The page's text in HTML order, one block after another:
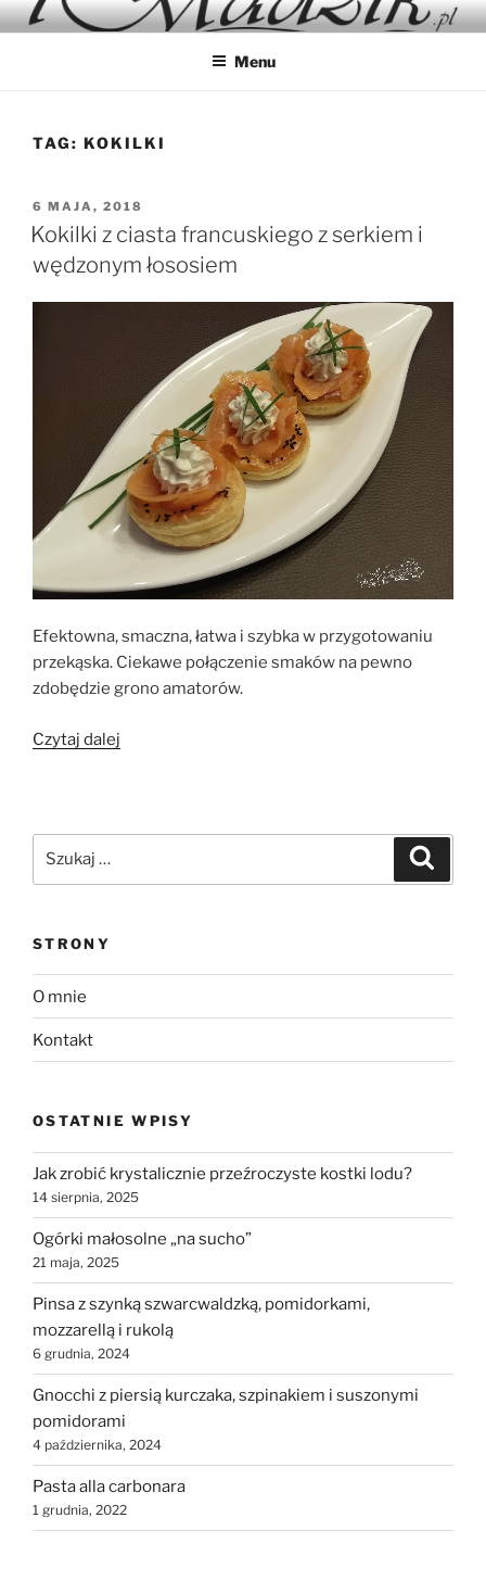
Przejdź
do
IMADZIK
Blog Kulinarny
Menu
TAG: KOKILKI
OPUBLIKOWANE
W
6 MAJA, 2018
Kokilki z ciasta francuskiego z serkiem i
wędzonym łososiem
Efektowna, smaczna, łatwa i szybka w przygotowaniu
przekąska. Ciekawe połączenie smaków na pewno
zdobędzie grono amatorów.
Czytaj dalej
STRONY
O mnie
Kontakt
OSTATNIE WPISY
Jak zrobić krystalicznie przeźroczyste kostki lodu?
14 sierpnia, 2025
Ogórki małosolne „na sucho”
21 maja, 2025
Pinsa z szynką szwarcwaldzką, pomidorkami,
mozzarellą i rukolą
6 grudnia, 2024
Gnocchi z piersią kurczaka, szpinakiem i suszonymi
pomidorami
4 października, 2024
Pasta alla carbonara
1 grudnia, 2022